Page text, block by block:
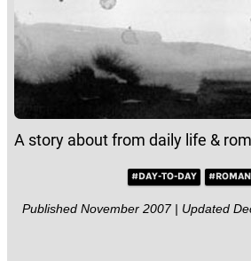
A story about from daily life &
#DAY-TO-DAY
Published November 2007 | Updated